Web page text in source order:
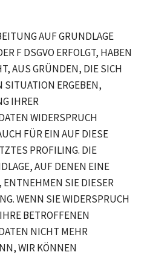
AUF GRUNDLAGE
F DSGVO ERFOLGT, HABEN
AUS GRÜNDEN, DIE SICH
SITUATION ERGEBEN,
IHRER
WIDERSPRUCH
FÜR EIN AUF DIESE
PROFILING. DIE
AUF DENEN EINE
ENTNEHMEN SIE DIESER
WENN SIE WIDERSPRUCH
BETROFFENEN
NICHT MEHR
WIR KÖNNEN